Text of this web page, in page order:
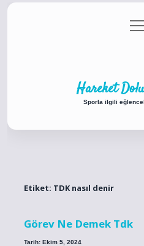
Gizlilik
aç
Hareket
Sporla ilgili
Etiket: TDK nasıl denir
Görev Ne Demek Tdk
Tarih: Ekim 5, 2024